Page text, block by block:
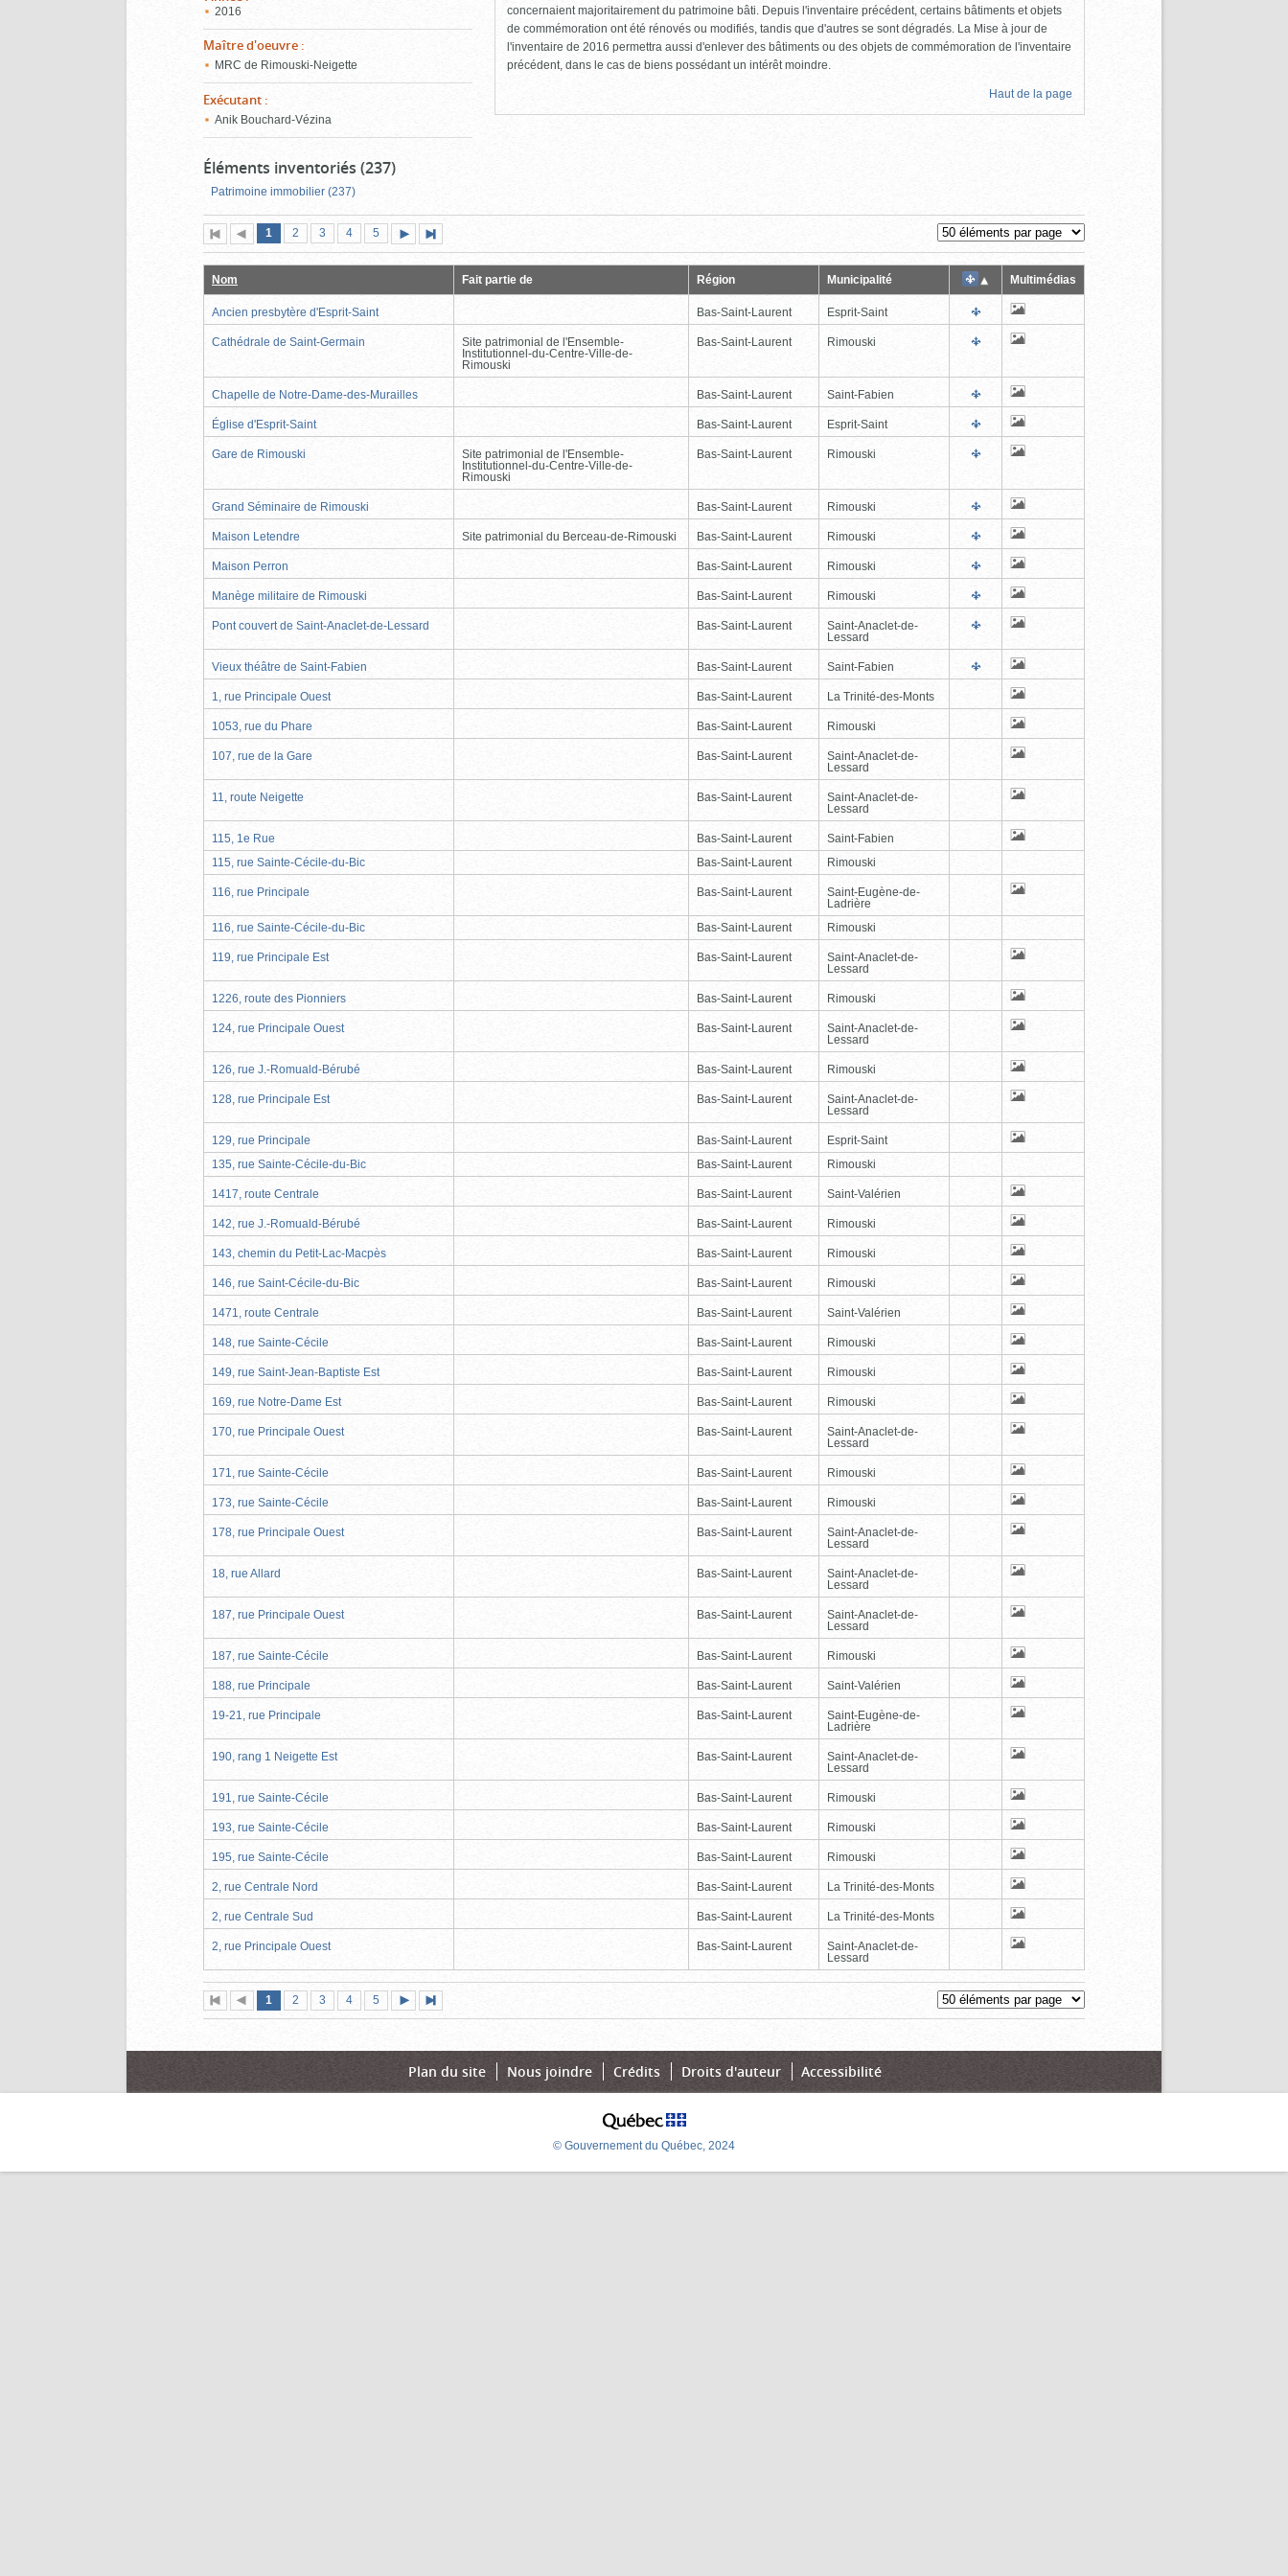
2016
Maître d'oeuvre :
MRC de Rimouski-Neigette
Exécutant :
Anik Bouchard-Vézina
concernaient majoritairement du patrimoine bâti. Depuis l'inventaire précédent, certains bâtiments et objets
de commémoration ont été rénovés ou modifiés, tandis que d'autres se sont dégradés. La Mise à jour de
l'inventaire de 2016 permettra aussi d'enlever des bâtiments ou des objets de commémoration de l'inventaire
précédent, dans le cas de biens possédant un intérêt moindre.
Haut de la page
Éléments inventoriés (237)
Patrimoine immobilier (237)
Première
page
Page
précédente
Page
1 (page
actuelle)
Page
2 Page
3 Page
4 Page
5
suivante
page
Nom Fait partie de Région Municipalité Multimédias
Ancien presbytère d'Esprit-Saint Bas-Saint-Laurent Esprit-Saint
Cathédrale de Saint-Germain
Site patrimonial de l'Ensemble-
Institutionnel-du-Centre-Ville-de-
Rimouski
Bas-Saint-Laurent Rimouski
Chapelle de Notre-Dame-des-Murailles Bas-Saint-Laurent Saint-Fabien
Église d'Esprit-Saint Bas-Saint-Laurent Esprit-Saint
Gare de Rimouski
Site patrimonial de l'Ensemble-
Institutionnel-du-Centre-Ville-de-
Rimouski
Bas-Saint-Laurent Rimouski
Grand Séminaire de Rimouski Bas-Saint-Laurent Rimouski
Maison Letendre Site patrimonial du Berceau-de-Rimouski Bas-Saint-Laurent Rimouski
Maison Perron Bas-Saint-Laurent Rimouski
Manège militaire de Rimouski Bas-Saint-Laurent Rimouski
Pont couvert de Saint-Anaclet-de-Lessard Bas-Saint-Laurent
Saint-Anaclet-de-
Lessard
Vieux théâtre de Saint-Fabien Bas-Saint-Laurent Saint-Fabien
1, rue Principale Ouest Bas-Saint-Laurent La Trinité-des-Monts
1053, rue du Phare Bas-Saint-Laurent Rimouski
107, rue de la Gare Bas-Saint-Laurent
Saint-Anaclet-de-
Lessard
11, route Neigette Bas-Saint-Laurent
Saint-Anaclet-de-
Lessard
115, 1e Rue Bas-Saint-Laurent
Saint-Fabien
115, rue Sainte-Cécile-du-Bic
Bas-Saint-Laurent Rimouski
116, rue Principale Bas-Saint-Laurent
Saint-Eugène-de-
Ladrière
116, rue Sainte-Cécile-du-Bic
Bas-Saint-Laurent Rimouski
119, rue Principale Est Bas-Saint-Laurent
Saint-Anaclet-de-
Lessard
1226, route des Pionniers Bas-Saint-Laurent Rimouski
124, rue Principale Ouest Bas-Saint-Laurent
Saint-Anaclet-de-
Lessard
126, rue J.-Romuald-Bérubé Bas-Saint-Laurent Rimouski
128, rue Principale Est Bas-Saint-Laurent
Saint-Anaclet-de-
Lessard
129, rue Principale Bas-Saint-Laurent
Esprit-Saint
135, rue Sainte-Cécile-du-Bic
Bas-Saint-Laurent Rimouski
1417, route Centrale Bas-Saint-Laurent Saint-Valérien
142, rue J.-Romuald-Bérubé Bas-Saint-Laurent Rimouski
143, chemin du Petit-Lac-Macpès Bas-Saint-Laurent Rimouski
146, rue Saint-Cécile-du-Bic Bas-Saint-Laurent Rimouski
1471, route Centrale Bas-Saint-Laurent Saint-Valérien
148, rue Sainte-Cécile Bas-Saint-Laurent Rimouski
149, rue Saint-Jean-Baptiste Est Bas-Saint-Laurent Rimouski
169, rue Notre-Dame Est Bas-Saint-Laurent Rimouski
170, rue Principale Ouest Bas-Saint-Laurent
Saint-Anaclet-de-
Lessard
171, rue Sainte-Cécile Bas-Saint-Laurent Rimouski
173, rue Sainte-Cécile Bas-Saint-Laurent Rimouski
178, rue Principale Ouest Bas-Saint-Laurent
Saint-Anaclet-de-
Lessard
18, rue Allard Bas-Saint-Laurent
Saint-Anaclet-de-
Lessard
187, rue Principale Ouest Bas-Saint-Laurent
Saint-Anaclet-de-
Lessard
187, rue Sainte-Cécile Bas-Saint-Laurent Rimouski
188, rue Principale Bas-Saint-Laurent Saint-Valérien
19-21, rue Principale Bas-Saint-Laurent
Saint-Eugène-de-
Ladrière
190, rang 1 Neigette Est Bas-Saint-Laurent
Saint-Anaclet-de-
Lessard
191, rue Sainte-Cécile Bas-Saint-Laurent Rimouski
193, rue Sainte-Cécile Bas-Saint-Laurent Rimouski
195, rue Sainte-Cécile Bas-Saint-Laurent Rimouski
2, rue Centrale Nord Bas-Saint-Laurent La Trinité-des-Monts
2, rue Centrale Sud Bas-Saint-Laurent La Trinité-des-Monts
2, rue Principale Ouest Bas-Saint-Laurent
Saint-Anaclet-de-
Lessard
Première
page
Page
précédente
Page
1 (page
actuelle)
Page
2 Page
3 Page
4 Page
5
suivante
page
Plan du site Nous joindre Crédits Droits d'auteur Accessibilité
© Gouvernement du Québec, 2024